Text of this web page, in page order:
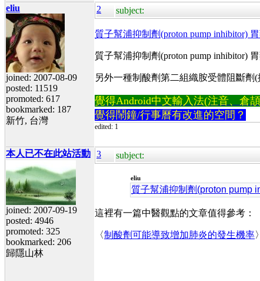
eliu
joined: 2007-08-09
posted: 11519
promoted: 617
bookmarked: 187
新竹, 台灣
2 subject:
質子幫浦抑制劑(proton pump inhibitor)
質子幫浦抑制劑(proton pump inhibitor)
另外一種制酸劑第二組織胺受體阻斷劑(
覺得Android中文輸入法(注音、倉
覺得鬧鐘/行事曆有改進的空間？
edited: 1
本人已不在此站活動
joined: 2007-09-19
posted: 4946
promoted: 325
bookmarked: 206
歸隱山林
3 subject:
eliu
質子幫浦抑制劑(proton pump
這裡有一篇中醫觀點的文章值得參考：
〈制酸劑可能導致增加肺炎的發生機率〉